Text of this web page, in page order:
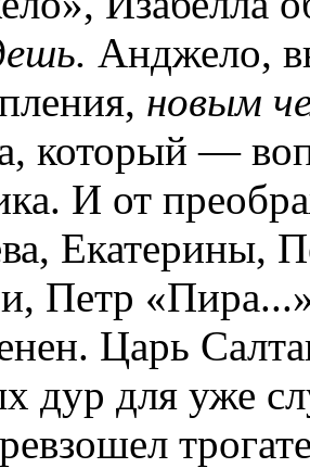
Анджело,
новым
который —
И от
Екатерины,
Петр
Царь
дур для уже